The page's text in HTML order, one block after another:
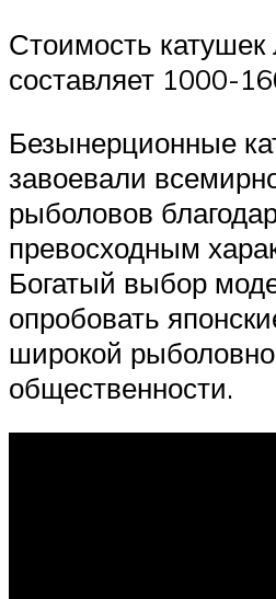
Стоимость
составляет 1000-
Безынерционные
завоевали
рыболовов
превосходным
Богатый выбор
опробовать
широкой
общественности.